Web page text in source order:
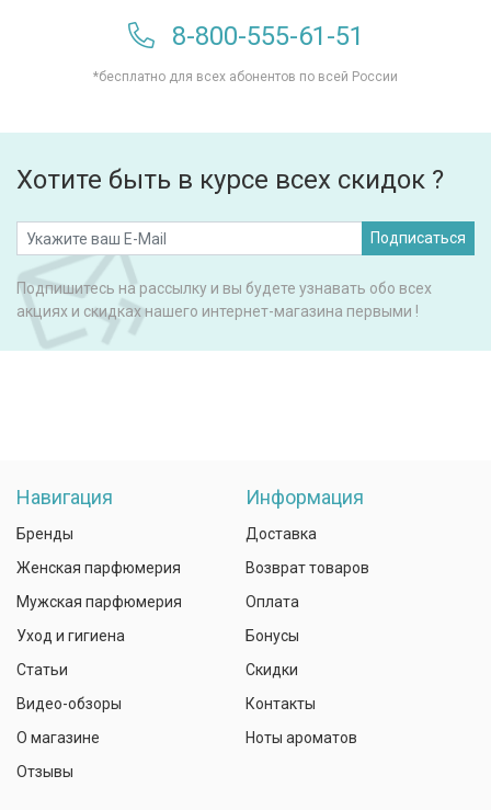
8-800-555-61-51
*бесплатно для всех абонентов по всей России
Хотите быть в курсе всех скидок ?
Подписаться
Подпишитесь на рассылку и вы будете узнавать обо всех
акциях и скидках нашего интернет-магазина первыми !
Навигация
Бренды
Женская парфюмерия
Мужская парфюмерия
Уход и гигиена
Статьи
Видео-обзоры
О магазине
Отзывы
Информация
Доставка
Возврат товаров
Оплата
Бонусы
Скидки
Контакты
Ноты ароматов